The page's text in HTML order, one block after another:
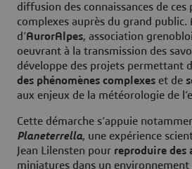
diffusion des connaissances de ces
complexes auprès du grand public.
d’AurorAlpes, association
oeuvrant à la transmission des
développe des projets permettant
des phénomènes complexes et de
aux enjeux de la météorologie de
Cette démarche s’appuie
Planeterrella, une expérience
Jean Lilensten pour reproduire des
miniatures dans un